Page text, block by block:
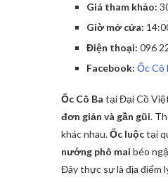
Giá tham khảo:
Giờ mở cửa:
Điện thoại: 096
Facebook: Ốc Cô
Ốc Cô Ba tại Đại Cồ
đơn giản và gần gũi.
khác nhau.Ốc luộctại
nướng phô mai béo
Đây thực sự là địa điểm